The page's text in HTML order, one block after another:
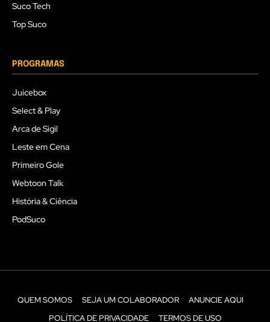
Suco Tech
Top Suco
PROGRAMAS
Juicebox
Select & Play
Arca de Sigil
Leste em Cena
Primeiro Gole
Webtoon Talk
História & Ciência
PodSuco
QUEM SOMOS SEJA UM COLABORADOR
ANUNCIE AQUI
POLÍTICA DE PRIVACIDADE
TERMOS DE USO